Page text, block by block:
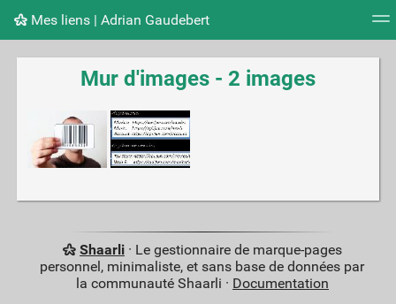
Mes liens | Adrian Gaudebert
Nuage de tags Mur d'images Quotidien Flux
Mur d'images - 2 images
Shaarli· Le gestionnaire de marque-pages
personnel, minimaliste, et sans base de données par
la communauté Shaarli · Documentation